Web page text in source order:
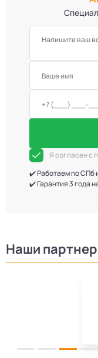
Я согласен с
✔️ Работаем по СПб
✔️ Гарантия 3 года
Наши